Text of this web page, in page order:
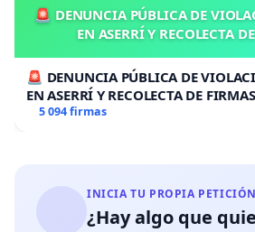
🚨 DENUNCIA PÚBLICA DE
EN ASERRÍ Y RECOLECTA
🚨 DENUNCIA PÚBLICA DE
EN ASERRÍ Y RECOLECTA DE
5 094 firmas
INICIA TU PROPIA PETICIÓN
¿Hay algo que